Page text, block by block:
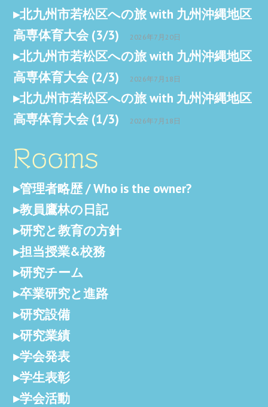
北九州市若松区への旅 with 九州沖縄地区
高専体育大会 (3/3)
2026年7月20日
北九州市若松区への旅 with 九州沖縄地区
高専体育大会 (2/3)
2026年7月18日
北九州市若松区への旅 with 九州沖縄地区
高専体育大会 (1/3)
2026年7月18日
Rooms
管理者略歴 / Who is the owner?
教員鷹林の日記
研究と教育の方針
担当授業&校務
研究チーム
卒業研究と進路
研究設備
研究業績
学会発表
学生表彰
学会活動